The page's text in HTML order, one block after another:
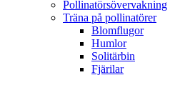
Pollinatörsövervakning
Träna på pollinatörer
Blomflugor
Humlor
Solitärbin
Fjärilar